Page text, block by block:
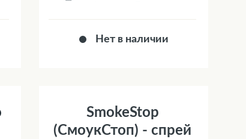
Нет в наличии
SmokeStop
(СмоукСтоп) - спрей